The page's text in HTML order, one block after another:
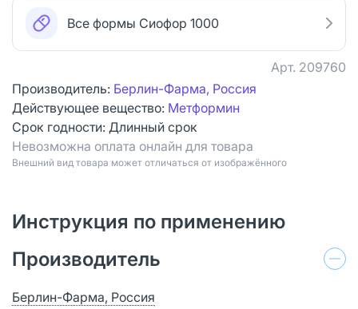
Все формы Сиофор 1000
Арт. 209760
Производитель: Берлин-Фарма, Россия
Действующее вещество: Метформин
Срок годности: Длинный срок
Невозможна оплата онлайн для товара
Bнешний вид товара может отличаться от изображённого
Инструкция по применению
Производитель
Берлин-Фарма, Россия